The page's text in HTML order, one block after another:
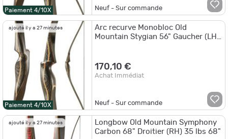
Paiement 4/10X Neuf - Sur commande
ajouté il y a 27 minutes
Paiement 4/10X
Arc recurve Monobloc Old
Mountain Stygian 56" Gaucher (LH)
170,10 €
Achat Immédiat
Neuf - Sur commande
ajouté il y a 27 minutes
Longbow Old Mountain Symphony
Carbon 68" Droitier (RH) 35 lbs 68"